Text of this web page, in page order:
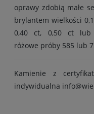
oprawy zdobią małe
brylantem wielkości
0,40 ct, 0,50 ct lub
różowe próby 585 lub
Kamienie z
indywidualna